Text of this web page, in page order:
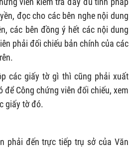
đọc cho các bên nghe nội dung
các bên đồng ý hết các nội dung
phải đối chiếu bản chính của các
các giấy tờ gì thì cũng phải xuất
để Công chứng viên đối chiếu, xem
giấy tờ đó.
phải đến trực tiếp trụ sở của Văn